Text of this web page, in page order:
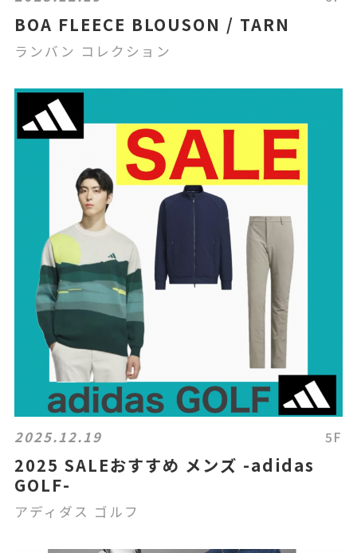
BOA FLEECE BLOUSON / TARN
ランバン コレクション
2025.12.19 5F
2025 SALEおすすめ メンズ -adidas
GOLF-
アディダス ゴルフ